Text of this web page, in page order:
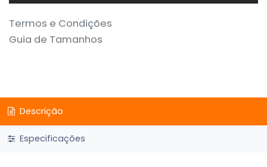
Termos e Condições
Guia de Tamanhos
Descrição
Especificações